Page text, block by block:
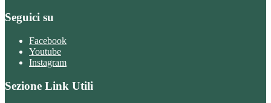
Seguici su
Facebook
Youtube
Instagram
Sezione Link Utili